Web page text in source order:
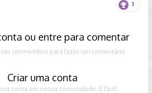
1
ou entre para comentar
um membro para fazer um comentário
Criar uma conta
conta em nossa comunidade. É fácil!